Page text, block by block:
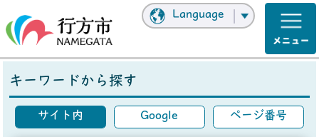
Language
キーワードから探す
サイト内 Google ページ番号